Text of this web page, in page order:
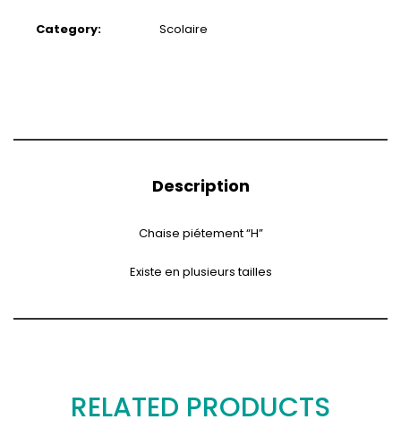
Category: Scolaire
Description
Chaise piétement “H”
Existe en plusieurs tailles
RELATED PRODUCTS